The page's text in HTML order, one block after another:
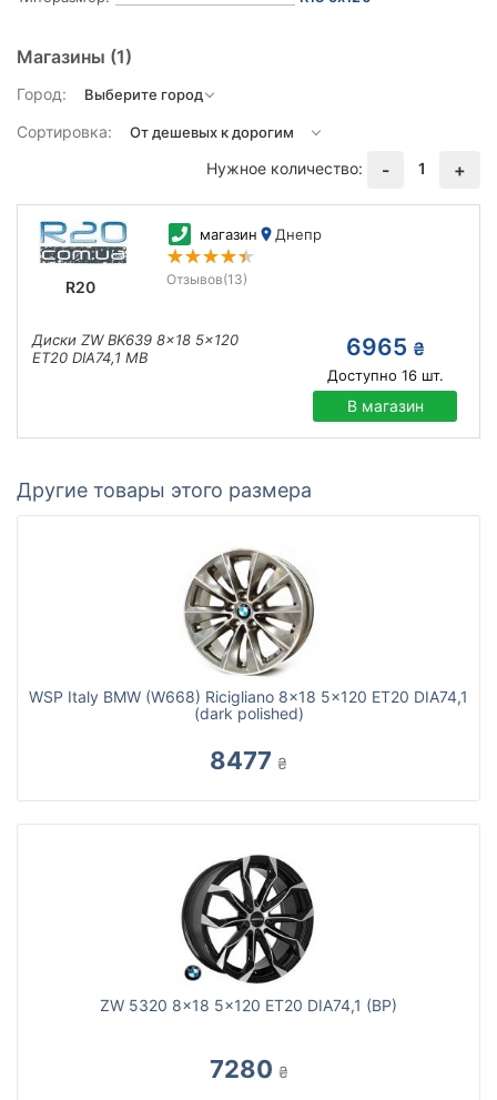
Магазины (1)
Город:
Сортировка:
Нужное количество:
- 1 +
R20
магазин Днепр
Отзывов(13)
Диски ZW BK639 8x18 5x120
ET20 DIA74,1 MB
6965 ₴
Доступно 16шт.
В магазин
Другие товары этого размера
WSP Italy BMW (W668) Ricigliano 8x18 5x120 ET20 DIA74,1
(dark polished)
8477 ₴
ZW 5320 8x18 5x120 ET20 DIA74,1 (BP)
7280 ₴